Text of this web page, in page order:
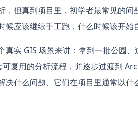
但真到项目里，初学者最常见的问
应该继续手工跑，什么时候该开始
实 GIS 场景来讲：拿到一批公园
可复用的分析流程，并逐步过渡到
决什么问题、它们在项目里通常以